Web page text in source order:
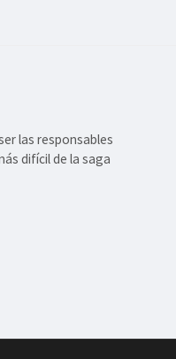
las responsables
difícil de la saga